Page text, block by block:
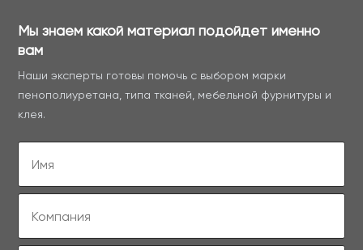
Мы знаем какой материал подойдет именно
вам
Наши эксперты готовы помочь с выбором марки
пенополиуретана, типа тканей, мебельной фурнитуры и
клея.